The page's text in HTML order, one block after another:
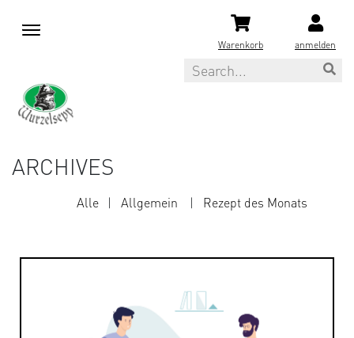
M
Warenkorb anmelden
Search
ARCHIVES
Alle Allgemein Rezept des Monats